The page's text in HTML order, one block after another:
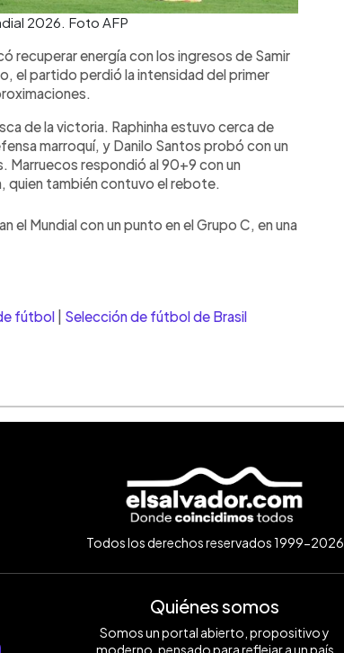
2026. Foto AFP
recuperar energía con los ingresos de Samir
el partido perdió la intensidad del primer
de la victoria. Raphinha estuvo cerca de
marroquí, y Danilo Santos probó con un
Marruecos respondió al 90+9 con un
quien también contuvo el rebote.
el Mundial con un punto en el Grupo C, en una
fútbol Selección de fútbol de Brasil
Todos los derechos reservados 1999-2026
Quiénes somos
Somos un portal abierto, propositivo y
moderno, pensado para reflejar a un país